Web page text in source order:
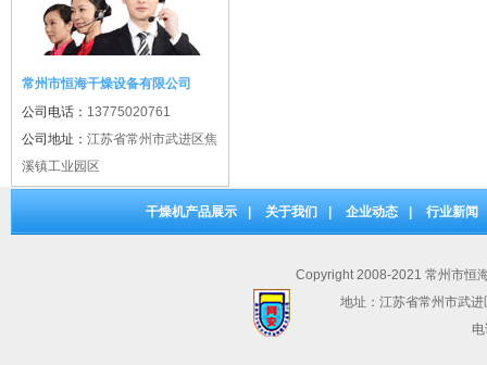
常州市恒海干燥设备有限公司
公司电话： 13775020761
公司地址： 江苏省常州市武进区焦
溪镇工业园区
干燥机产品展示 关于我们 企业动态 行业新闻
Copyright 2008-2021 常州市恒
地址：江苏省常州市武